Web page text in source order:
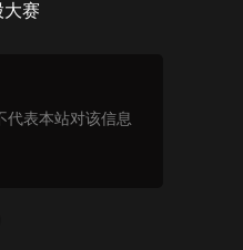
大赛
代表本站对该信息